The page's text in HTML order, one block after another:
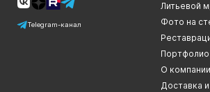
Telegram-канал
Литьевой
Фото на
Портфолио
О компании
Доставка